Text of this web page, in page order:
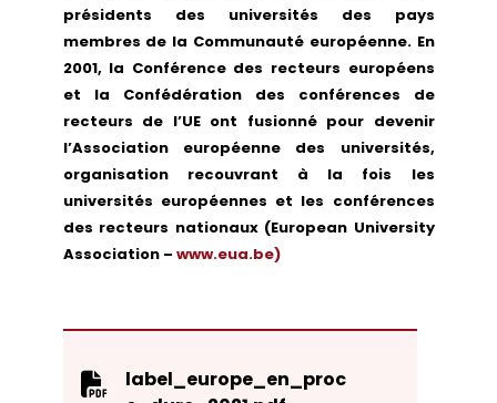
présidents des universités des pays
membres de la Communauté européenne. En
2001, la Conférence des recteurs européens
et la Confédération des conférences de
recteurs de l’UE ont fusionné pour devenir
l’Association européenne des universités,
organisation recouvrant à la fois les
universités européennes et les conférences
des recteurs nationaux (European University
Association – www.eua.be)
label_europe_en_proc